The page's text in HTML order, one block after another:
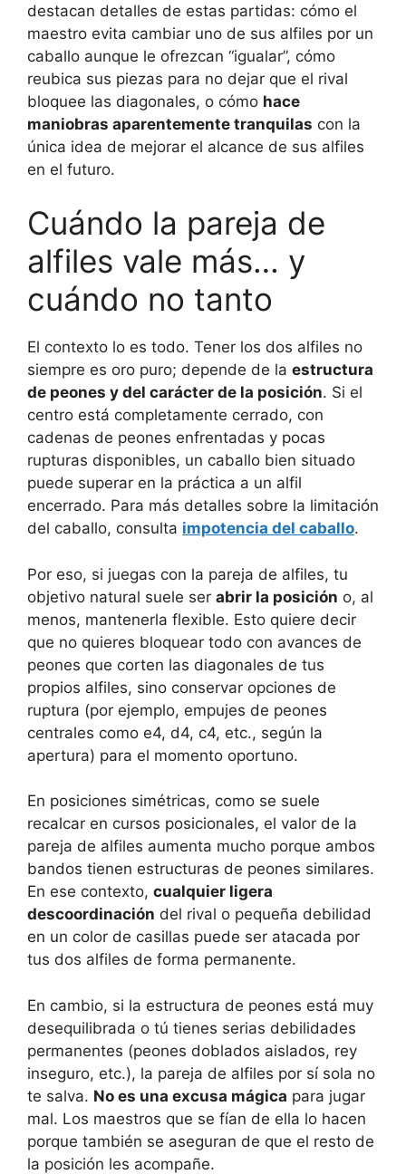
destacan detalles de estas partidas: cómo el
maestro evita cambiar uno de sus alfiles por un
caballo aunque le ofrezcan “igualar”, cómo
reubica sus piezas para no dejar que el rival
bloquee las diagonales, o cómo hace
maniobras aparentemente tranquilas con la
única idea de mejorar el alcance de sus alfiles
en el futuro.
Cuándo la pareja de
alfiles vale más… y
cuándo no tanto
El contexto lo es todo. Tener los dos alfiles no
siempre es oro puro; depende de la estructura
de peones y del carácter de la posición. Si el
centro está completamente cerrado, con
cadenas de peones enfrentadas y pocas
rupturas disponibles, un caballo bien situado
puede superar en la práctica a un alfil
encerrado. Para más detalles sobre la limitación
del caballo, consulta impotencia del caballo.
Por eso, si juegas con la pareja de alfiles, tu
objetivo natural suele ser abrir la posición o, al
menos, mantenerla flexible. Esto quiere decir
que no quieres bloquear todo con avances de
peones que corten las diagonales de tus
propios alfiles, sino conservar opciones de
ruptura (por ejemplo, empujes de peones
centrales como e4, d4, c4, etc., según la
apertura) para el momento oportuno.
En posiciones simétricas, como se suele
recalcar en cursos posicionales, el valor de la
pareja de alfiles aumenta mucho porque ambos
bandos tienen estructuras de peones similares.
En ese contexto, cualquier ligera
descoordinación del rival o pequeña debilidad
en un color de casillas puede ser atacada por
tus dos alfiles de forma permanente.
En cambio, si la estructura de peones está muy
desequilibrada o tú tienes serias debilidades
permanentes (peones doblados aislados, rey
inseguro, etc.), la pareja de alfiles por sí sola no
te salva. No es una excusa mágica para jugar
mal. Los maestros que se fían de ella lo hacen
porque también se aseguran de que el resto de
la posición les acompañe.